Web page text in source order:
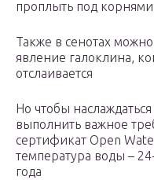
проплыть под корнями
Также в сенотах
явление галоклина,
отслаивается
Но чтобы
выполнить важное
сертификат Open
температура воды –
года